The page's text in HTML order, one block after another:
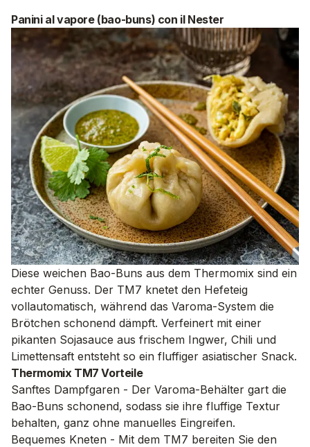
Panini al vapore (bao-buns) con il Nester
Diese weichen Bao-Buns aus dem Thermomix sind ein
echter Genuss. Der TM7 knetet den Hefeteig
vollautomatisch, während das Varoma-System die
Brötchen schonend dämpft. Verfeinert mit einer
pikanten Sojasauce aus frischem Ingwer, Chili und
Limettensaft entsteht so ein fluffiger asiatischer Snack.
Thermomix TM7 Vorteile
Sanftes Dampfgaren - Der Varoma-Behälter gart die
Bao-Buns schonend, sodass sie ihre fluffige Textur
behalten, ganz ohne manuelles Eingreifen.
Bequemes Kneten - Mit dem TM7 bereiten Sie den